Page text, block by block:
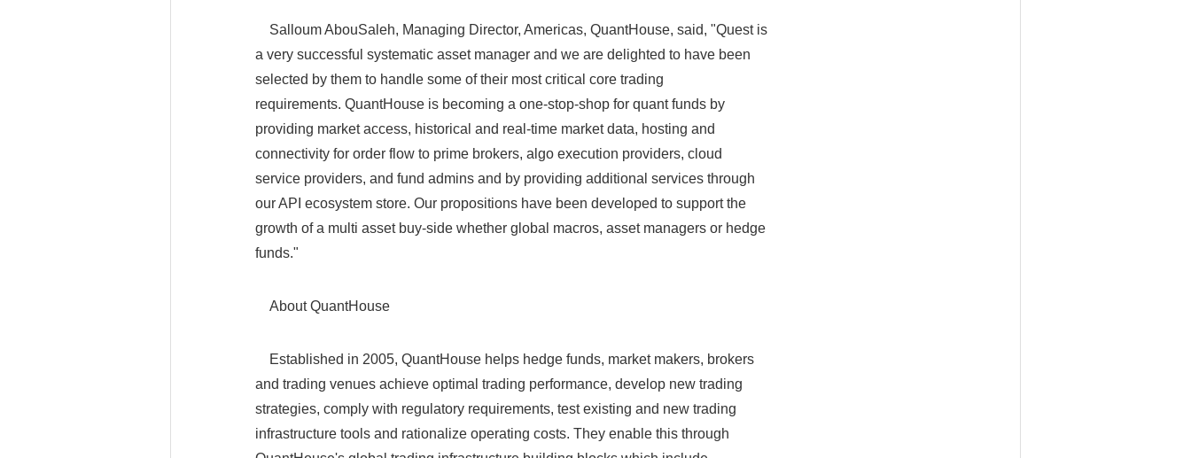
Salloum AbouSaleh, Managing Director, Americas, QuantHouse, said, "Quest is
a very successful systematic asset manager and we are delighted to have been
selected by them to handle some of their most critical core trading
requirements. QuantHouse is becoming a one-stop-shop for quant funds by
providing market access, historical and real-time market data, hosting and
connectivity for order flow to prime brokers, algo execution providers, cloud
service providers, and fund admins and by providing additional services through
our API ecosystem store. Our propositions have been developed to support the
growth of a multi asset buy-side whether global macros, asset managers or hedge
funds."
About QuantHouse
Established in 2005, QuantHouse helps hedge funds, market makers, brokers
and trading venues achieve optimal trading performance, develop new trading
strategies, comply with regulatory requirements, test existing and new trading
infrastructure tools and rationalize operating costs. They enable this through